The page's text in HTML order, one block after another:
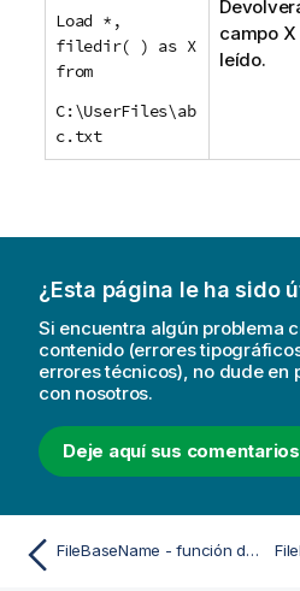
Load *,
filedir( ) as X
from
C:\UserFiles\ab
c.txt
campo X
leído.
¿Esta página le ha sido
Si encuentra algún problema
contenido (errores
errores técnicos), no dude en
con nosotros.
Deje aquí sus comentarios
FileBaseName - función de script